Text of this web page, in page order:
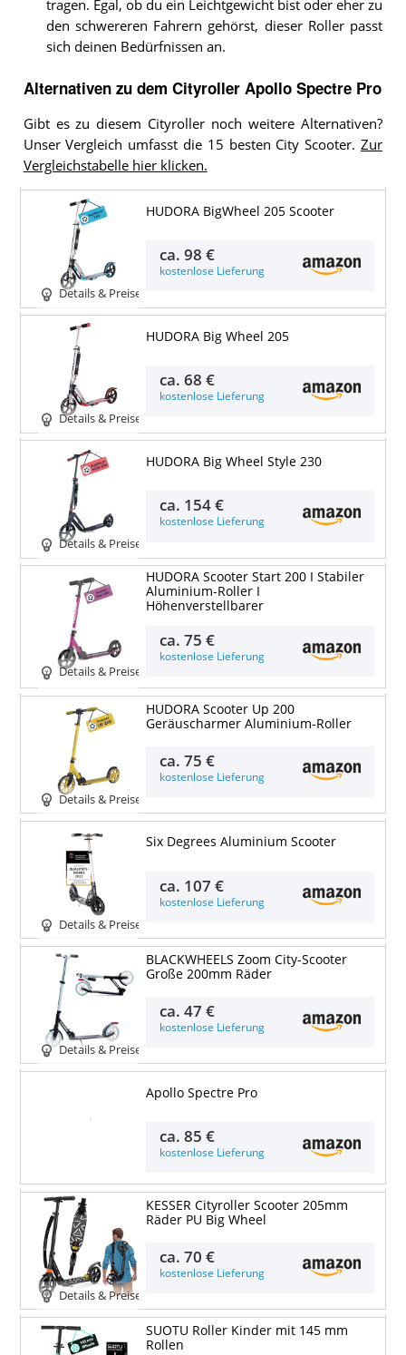
tragen. Egal, ob du ein Leichtgewicht bist oder eher zu
den schwereren Fahrern gehörst, dieser Roller passt
sich deinen Bedürfnissen an.
Alternativen zu dem Cityroller Apollo Spectre Pro
Gibt es zu diesem Cityroller noch weitere Alternativen?
Unser Vergleich umfasst die 15 besten City Scooter. Zur
Vergleichstabelle hier klicken.
Details & Preise
HUDORA BigWheel 205 Scooter
ca.98 €
kostenlose Lieferung
Details & Preise
HUDORA Big Wheel 205
ca.68 €
kostenlose Lieferung
Details & Preise
HUDORA Big Wheel Style 230
ca. 154 €
kostenlose Lieferung
Details & Preise
HUDORA Scooter Start 200 I Stabiler
Aluminium-Roller I
Höhenverstellbarer
ca.75 €
kostenlose Lieferung
Details & Preise
HUDORA Scooter Up 200
Geräuscharmer Aluminium-Roller
ca.75 €
kostenlose Lieferung
Details & Preise
Six Degrees Aluminium Scooter
ca. 107 €
kostenlose Lieferung
Details & Preise
BLACKWHEELS Zoom City-Scooter
Große 200mm Räder
ca.47 €
kostenlose Lieferung
Apollo Spectre Pro
ca.85 €
kostenlose Lieferung
Details & Preise
KESSER Cityroller Scooter 205mm
Räder PU Big Wheel
ca.70 €
kostenlose Lieferung
SUOTU Roller Kinder mit 145 mm
Rollen